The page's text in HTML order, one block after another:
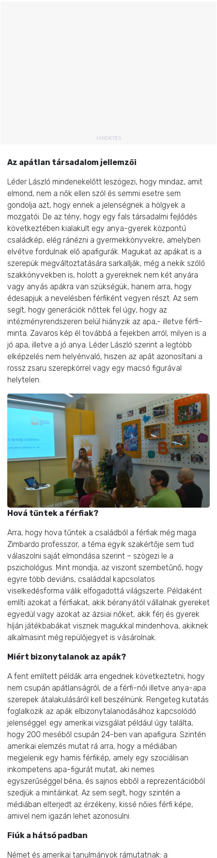
HIRDETÉS
Az apátlan társadalom jellemzői
Léder László mindenekelőtt leszögezi, hogy mindaz, amit
elmond, nem a nők ellen szól és semmi esetre sem
gondolja azt, hogy ennek a jelenségnek a hölgyek a
mozgatói. De az tény, hogy egy fals társadalmi fejlődés
következtében kialakult egy anya-gyerek központú
családkép, elég ránézni a gyermekkönyvekre, amelyben
elvétve fordulnak elő apafigurák. Magukat az apákat is a
szerepük megváltoztatására sarkallják, még a nekik szóló
szakkönyvekben is, holott a gyereknek nem két anyára
vagy anyás apákra van szükségük, hanem arra, hogy
édesapjuk a nevelésben férfiként vegyen részt. Az sem
segít, hogy generációk nőttek fel úgy, hogy az
intézményrendszeren belül hiányzik az apa,- illetve férfi-
minta. Zavaros kép él továbbá a fejekben arról, milyen is a
jó apa, illetve a jó anya. Léder László szerint a legtöbb
elképzelés nem helyénvaló, hiszen az apát azonosítani a
rossz zsaru szerepkörrel vagy egy macsó figurával
helytelen.
Hová tűntek a férfiak?
Arra, hogy hova tűntek a családból a férfiak még maga
Zimbardo professzor, a téma egyik szakértője sem tud
válaszolni saját elmondása szerint – szögezi le a
pszichológus. Mint mondja, az viszont szembetűnő, hogy
egyre több deviáns, családdal kapcsolatos
viselkedésforma válik elfogadottá világszerte. Példaként
említi azokat a férfiakat, akik béranyától vállalnak gyereket
egyedül vagy azokat az ázsiai nőket, akik férj és gyerek
híján játékbabákat visznek magukkal mindenhova, akiknek
alkalmasint még repülőjegyet is vásárolnak.
Miért bizonytalanok az apák?
A fent említett példák arra engednek következtetni, hogy
nem csupán apátlanságról, de a férfi-női illetve anya-apa
szerepek átalakulásáról kell beszélnünk. Rengeteg kutatás
foglalkozik az apák elbizonytalanodásához kapcsolódó
jelenséggel: egy amerikai vizsgálat például úgy találta,
hogy 200 meséből csupán 24-ben van apafigura. Szintén
amerikai elemzés mutat rá arra, hogy a médiában
megjelenik egy hamis férfikép, amely egy szociálisan
inkompetens apa-figurát mutat, aki nemes
egyszerűséggel béna, és sajnos ebből a reprezentációból
szedjük a mintáinkat. Az sem segít, hogy szintén a
médiában elterjedt az érzékeny, kissé nőies férfi képe,
amivel nem igazán lehet azonosulni.
Fiúk a hátsó padban
Német és amerikai tanulmányok rámutatnak: a